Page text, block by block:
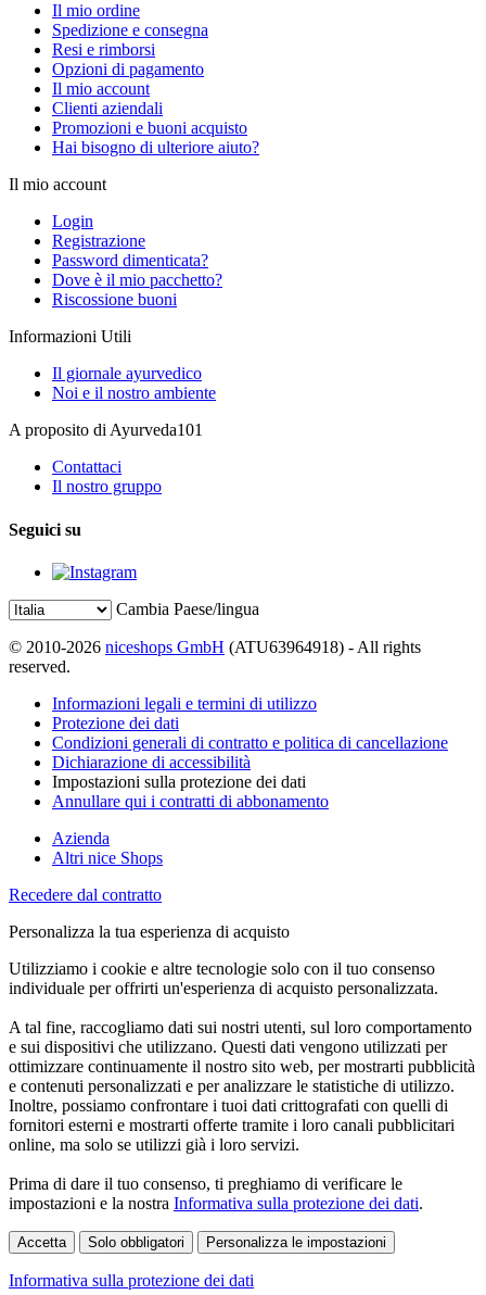
Il mio ordine
Spedizione e consegna
Resi e rimborsi
Opzioni di pagamento
Il mio account
Clienti aziendali
Promozioni e buoni acquisto
Hai bisogno di ulteriore aiuto?
Il mio account
Login
Registrazione
Password dimenticata?
Dove è il mio pacchetto?
Riscossione buoni
Informazioni Utili
Il giornale ayurvedico
Noi e il nostro ambiente
A proposito di Ayurveda101
Contattaci
Il nostro gruppo
Seguici su
Cambia Paese/lingua
© 2010-2026 niceshops GmbH (ATU63964918) - All rights
reserved.
Informazioni legali e termini di utilizzo
Protezione dei dati
Condizioni generali di contratto e politica di cancellazione
Dichiarazione di accessibilità
Impostazioni sulla protezione dei dati
Annullare qui i contratti di abbonamento
Azienda
Altri nice Shops
Recedere dal contratto
Personalizza la tua esperienza di acquisto
Utilizziamo i cookie e altre tecnologie solo con il tuo consenso
individuale per offrirti un'esperienza di acquisto personalizzata.
A tal fine, raccogliamo dati sui nostri utenti, sul loro comportamento
e sui dispositivi che utilizzano. Questi dati vengono utilizzati per
ottimizzare continuamente il nostro sito web, per mostrarti pubblicità
e contenuti personalizzati e per analizzare le statistiche di utilizzo.
Inoltre, possiamo confrontare i tuoi dati crittografati con quelli di
fornitori esterni e mostrarti offerte tramite i loro canali pubblicitari
online, ma solo se utilizzi già i loro servizi.
Prima di dare il tuo consenso, ti preghiamo di verificare le
impostazioni e la nostra Informativa sulla protezione dei dati.
Accetta Solo obbligatori Personalizza le impostazioni
Informativa sulla protezione dei dati